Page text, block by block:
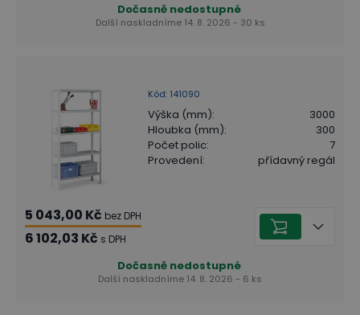
Dočasně nedostupné
Další naskladníme 14. 8. 2026 - 30 ks
Kód: 141090
Výška (mm):
3000
Hloubka (mm):
300
Počet polic:
7
Provedení: přídavný regál
5 043,00 Kč bez DPH
6 102,03 Kč s DPH
Dočasně nedostupné
Další naskladníme 14. 8. 2026 - 6 ks